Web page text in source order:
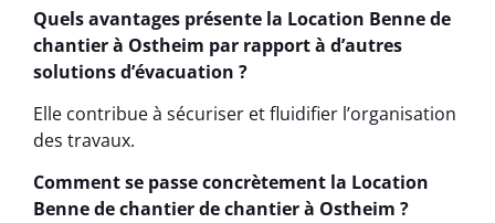
Quels avantages présente la Location Benne de
chantier à Ostheim par rapport à d’autres
solutions d’évacuation ?
Elle contribue à sécuriser et fluidifier l’organisation
des travaux.
Comment se passe concrètement la Location
Benne de chantier de chantier à Ostheim ?